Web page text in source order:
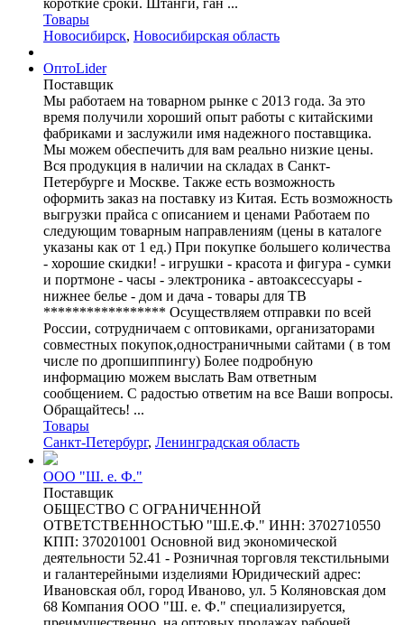
Товары
Новосибирск, Новосибирская область
ОптоLider
Поставщик
Мы работаем на товарном рынке с 2013 года. За это
время получили хороший опыт работы с китайскими
фабриками и заслужили имя надежного поставщика.
Мы можем обеспечить для вам реально низкие цены.
Вся продукция в наличии на складах в Санкт-
Петербурге и Москве. Также есть возможность
оформить заказ на поставку из Китая. Есть возможность
выгрузки прайса с описанием и ценами Работаем по
следующим товарным направлениям (цены в каталоге
указаны как от 1 ед.) При покупке большего количества
- хорошие скидки! - игрушки - красота и фигура - сумки
и портмоне - часы - электроника - автоаксессуары -
нижнее белье - дом и дача - товары для ТВ
***************** Осуществляем отправки по всей
России, сотрудничаем с оптовиками, организаторами
совместных покупок,одностраничными сайтами ( в том
числе по дропшиппингу) Более подробную
информацию можем выслать Вам ответным
сообщением. С радостью ответим на все Ваши вопросы.
Обращайтесь! ...
Товары
Санкт-Петербург, Ленинградская область
ООО "Ш. е. Ф."
Поставщик
ОБЩЕСТВО С ОГРАНИЧЕННОЙ
ОТВЕТСТВЕННОСТЬЮ "Ш.Е.Ф." ИНН: 3702710550
КПП: 370201001 Основной вид экономической
деятельности 52.41 - Розничная торговля текстильными
и галантерейными изделиями Юридический адрес:
Ивановская обл, город Иваново, ул. 5 Коляновская дом
68 Компания ООО "Ш. е. Ф." специализируется,